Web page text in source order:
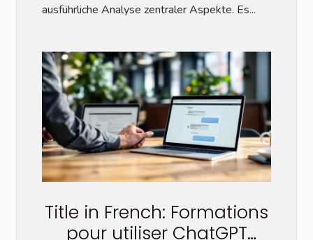
ausführliche Analyse zentraler Aspekte. Es...
Title in French: Formations
pour utiliser ChatGPT